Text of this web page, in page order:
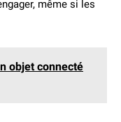
même si les
objet connecté